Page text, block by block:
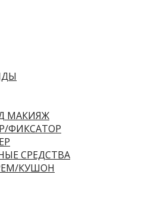
МАКИЯЖ
ФИКСАТОР
СРЕДСТВА
КУШОН